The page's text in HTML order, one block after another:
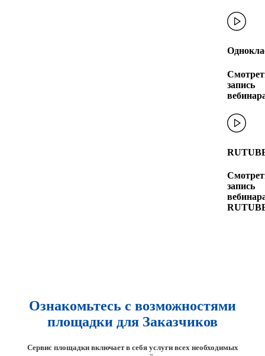
запись
запись
Ознакомьтесь с возможностями
площадки для Заказчиков
Сервис площадки включает в себя услуги всех необходимых